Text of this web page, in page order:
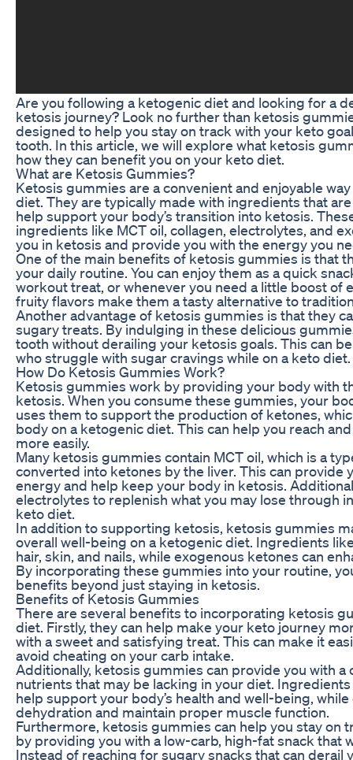
Are you following a ketogenic diet and looking for a
ketosis journey? Look no further than ketosis
designed to help you stay on track with your keto
tooth. In this article, we will explore what ketosis
how they can benefit you on your keto diet.
What are Ketosis Gummies?
Ketosis gummies are a convenient and enjoyable
diet. They are typically made with ingredients that
help support your body’s transition into ketosis.
ingredients like MCT oil, collagen, electrolytes, and
you in ketosis and provide you with the energy you
One of the main benefits of ketosis gummies is that
your daily routine. You can enjoy them as a quick
workout treat, or whenever you need a little boost of
fruity flavors make them a tasty alternative to
Another advantage of ketosis gummies is that they
sugary treats. By indulging in these delicious
tooth without derailing your ketosis goals. This can
who struggle with sugar cravings while on a keto diet.
How Do Ketosis Gummies Work?
Ketosis gummies work by providing your body with
ketosis. When you consume these gummies, your
uses them to support the production of ketones,
body on a ketogenic diet. This can help you reach
more easily.
Many ketosis gummies contain MCT oil, which is a
converted into ketones by the liver. This can provide
energy and help keep your body in ketosis.
electrolytes to replenish what you may lose through
keto diet.
In addition to supporting ketosis, ketosis gummies
overall well-being on a ketogenic diet. Ingredients
hair, skin, and nails, while exogenous ketones can
By incorporating these gummies into your routine,
benefits beyond just staying in ketosis.
Benefits of Ketosis Gummies
There are several benefits to incorporating ketosis
diet. Firstly, they can help make your keto journey
with a sweet and satisfying treat. This can make it
avoid cheating on your carb intake.
Additionally, ketosis gummies can provide you with
nutrients that may be lacking in your diet.
help support your body’s health and well-being,
dehydration and maintain proper muscle function.
Furthermore, ketosis gummies can help you stay on
by providing you with a low-carb, high-fat snack that
Instead of reaching for sugary snacks that can derail